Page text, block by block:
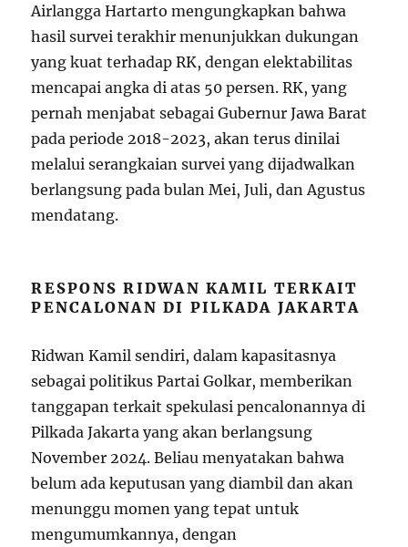
Airlangga Hartarto mengungkapkan bahwa
hasil survei terakhir menunjukkan dukungan
yang kuat terhadap RK, dengan elektabilitas
mencapai angka di atas 50 persen. RK, yang
pernah menjabat sebagai Gubernur Jawa Barat
pada periode 2018-2023, akan terus dinilai
melalui serangkaian survei yang dijadwalkan
berlangsung pada bulan Mei, Juli, dan Agustus
mendatang.
RESPONS RIDWAN KAMIL TERKAIT
PENCALONAN DI PILKADA JAKARTA
Ridwan Kamil sendiri, dalam kapasitasnya
sebagai politikus Partai Golkar, memberikan
tanggapan terkait spekulasi pencalonannya di
Pilkada Jakarta yang akan berlangsung
November 2024. Beliau menyatakan bahwa
belum ada keputusan yang diambil dan akan
menunggu momen yang tepat untuk
mengumumkannya, dengan